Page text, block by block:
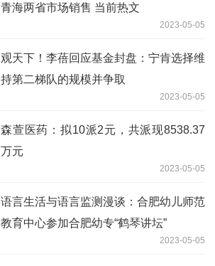
青海两省市场销售 当前热文
2023-05-05
观天下！李蓓回应基金封盘：宁肯选择维
持第二梯队的规模并争取
2023-05-05
森萱医药：拟10派2元，共派现8538.37
万元
2023-05-05
语言生活与语言监测漫谈：合肥幼儿师范
教育中心参加合肥幼专“鹤琴讲坛”
2023-05-05